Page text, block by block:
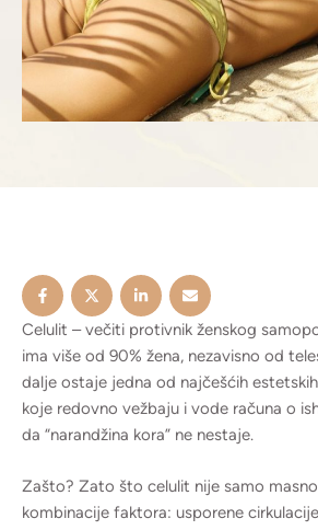
Celulit – večiti protivnik ženskog
ima više od 90% žena, nezavisno od
dalje ostaje jedna od najčešćih
koje redovno vežbaju i vode računa o
da “narandžina kora” ne nestaje.
Zašto? Zato što celulit nije samo
kombinacije faktora: usporene